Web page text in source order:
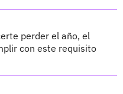
perder el año, el
con este requisito